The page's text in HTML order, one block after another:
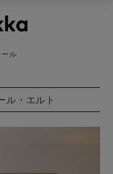
ール
ル・エルト